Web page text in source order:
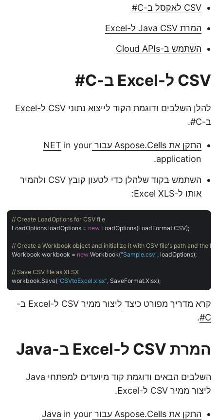
CSV לאקסל ב-C#
המרת Java CSV ל-Excel
השתמש ב-Cloud APIs
CSV ל-Excel ב-C#
להלן השלבים ודוגמת הקוד לייצוא נתוני CSV ל-Excel
ב-C#.
התקן את Aspose.Cells עבור NET
in your
application.
השתמש בקוד שלהלן כדי לטעון קובץ CSV ולהמיר
אותו ל-Excel XLS:
// Create LoadOptions for CSV file
LoadOptions loadOptions = new LoadOptions(LoadFormat.CSV);
// Create a Workbook object and initialize it with CSV file's path and the
Workbook workbook = new Workbook("Sample.csv", loadOptions);
// Save CSV file as XLSX
workbook.Save("CSVtoExcel.xlsx"
קרא מדריך מפורט כיצד
ליצור ממיר CSV ל-Excel ב-
C#
.
המרת CSV ל-Excel ב-Java
השלבים הבאים ודוגמת קוד מיועדים למפתחי Java
ליצור ממיר CSV ל-Excel.
התקן את Aspose.Cells עבור Java
in your